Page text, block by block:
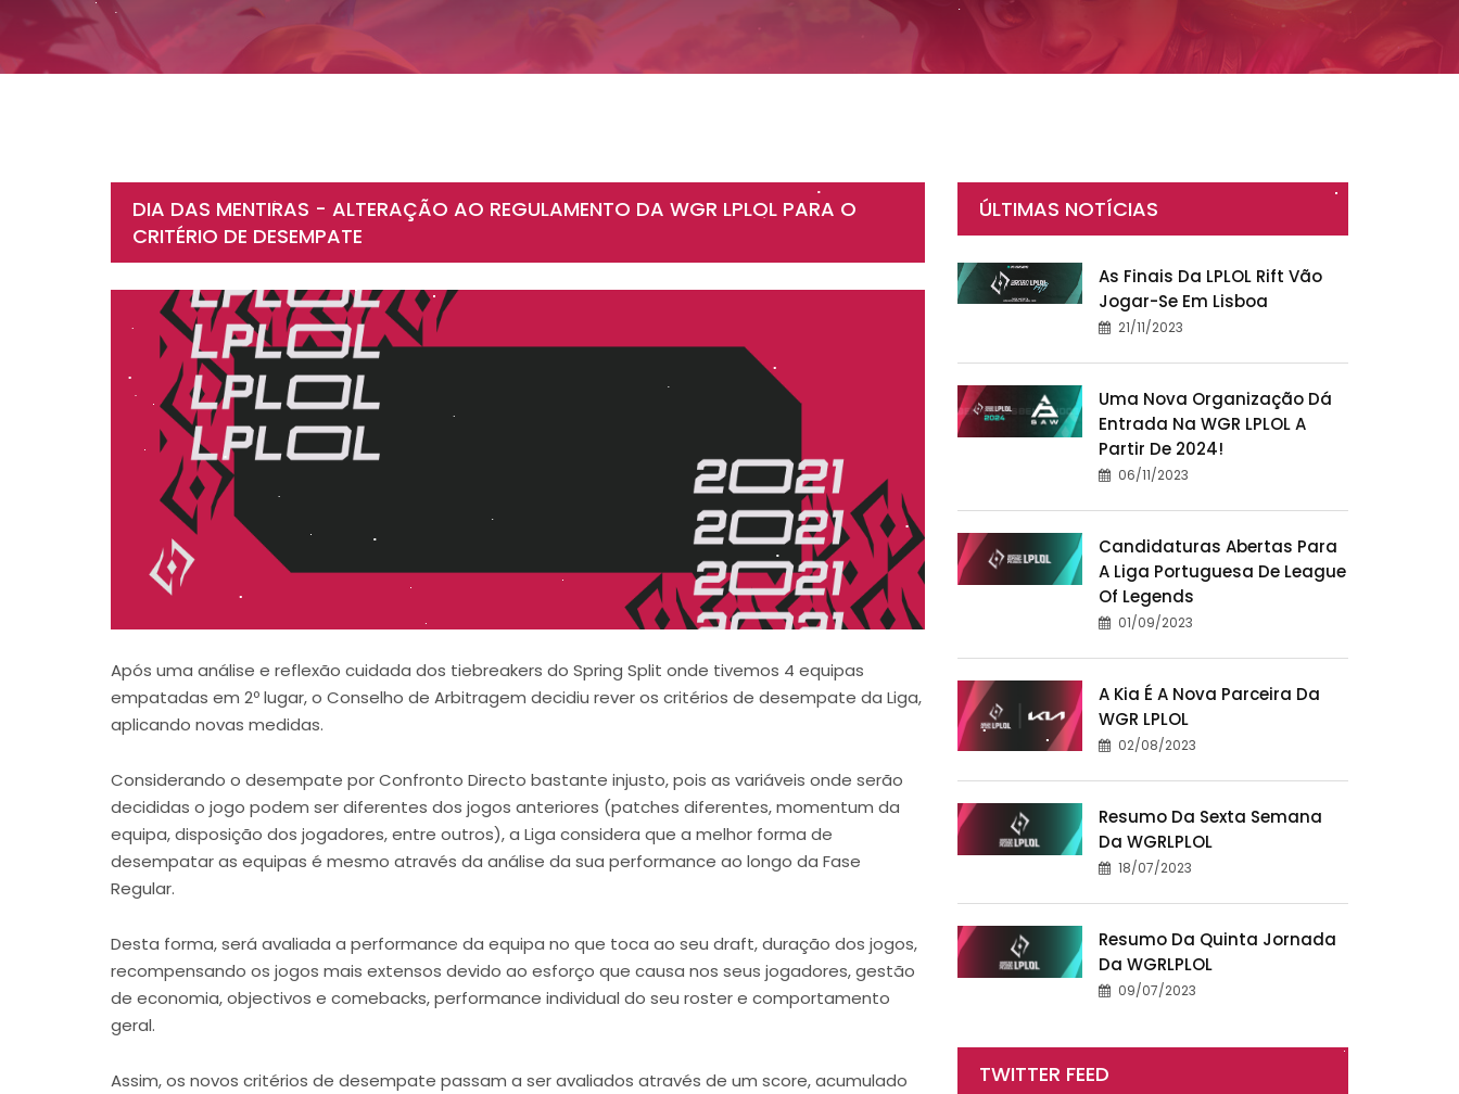
DIA DAS MENTIRAS - ALTERAÇÃO AO REGULAMENTO DA WGR LPLOL PARA O
CRITÉRIO DE DESEMPATE
Após uma análise e reflexão cuidada dos tiebreakers do Spring Split onde tivemos 4 equipas
empatadas em 2º lugar, o Conselho de Arbitragem decidiu rever os critérios de desempate da Liga,
aplicando novas medidas.
Considerando o desempate por Confronto Directo bastante injusto, pois as variáveis onde serão
decididas o jogo podem ser diferentes dos jogos anteriores (patches diferentes, momentum da
equipa, disposição dos jogadores, entre outros), a Liga considera que a melhor forma de
desempatar as equipas é mesmo através da análise da sua performance ao longo da Fase
Regular.
Desta forma, será avaliada a performance da equipa no que toca ao seu draft, duração dos jogos,
recompensando os jogos mais extensos devido ao esforço que causa nos seus jogadores, gestão
de economia, objectivos e comebacks, performance individual do seu roster e comportamento
geral.
Assim, os novos critérios de desempate passam a ser avaliados através de um score, acumulado
ÚLTIMAS NOTÍCIAS
As Finais Da LPLOL Rift Vão
Jogar-Se Em Lisboa
21/11/2023
Uma Nova Organização Dá
Entrada Na WGR LPLOL A
Partir De 2024!
06/11/2023
Candidaturas Abertas Para
A Liga Portuguesa De League
Of Legends
01/09/2023
A Kia É A Nova Parceira Da
WGR LPLOL
02/08/2023
Resumo Da Sexta Semana
Da WGRLPLOL
18/07/2023
Resumo Da Quinta Jornada
Da WGRLPLOL
09/07/2023
TWITTER FEED